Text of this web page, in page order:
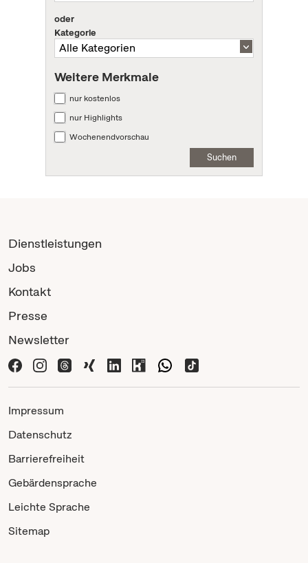
oder
Kategorie
Weitere Merkmale
nur kostenlos
nur Highlights
Wochenendvorschau
Suchen
Dienstleistungen
Jobs
Kontakt
Presse
Newsletter
Impressum
Datenschutz
Barrierefreiheit
Gebärdensprache
Leichte Sprache
Sitemap